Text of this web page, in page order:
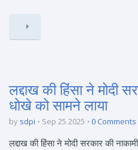
लद्दाख की हिंसा ने मोदी
धोखे को सामने लाया
by sdpi Sep 25 2025 0 Comments
लद्दाख की हिंसा ने मोदी सरकार की